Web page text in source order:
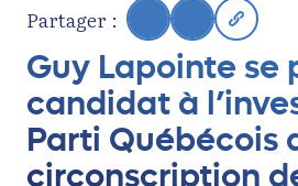
Partager :
Guy Lapointe se
candidat à
Parti Québécois
circonscription